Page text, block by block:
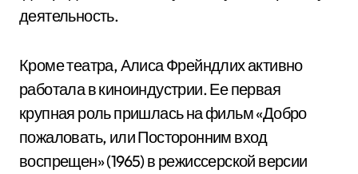
деятельность.
Кроме театра, Алиса Фрейндлих активно
работала в киноиндустрии. Ее первая
крупная роль пришлась на фильм «Добро
пожаловать, или Посторонним вход
воспрещен» (1965) в режиссерской версии